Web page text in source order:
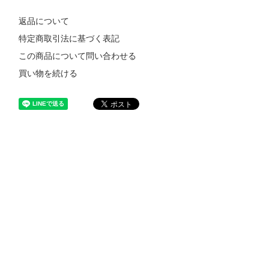
返品について
特定商取引法に基づく表記
この商品について問い合わせる
買い物を続ける